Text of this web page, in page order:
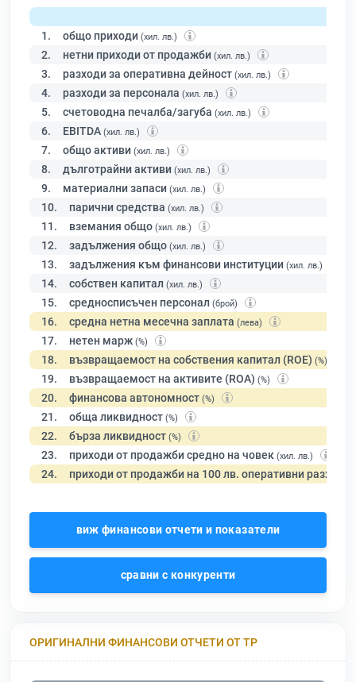
1. общо приходи (хил. лв.)
2. нетни приходи от продажби (хил. лв.)
3. разходи за оперативна дейност (хил. лв.)
4. разходи за персонала (хил. лв.)
5. счетоводна печалба/загуба (хил. лв.)
6. EBITDA (хил. лв.)
7. общо активи (хил. лв.)
8. дълготрайни активи (хил. лв.)
9. материални запаси (хил. лв.)
10. парични средства (хил. лв.)
11. вземания общо (хил. лв.)
12. задължения общо (хил. лв.)
13. задължения към финансови институции (хил. лв.)
14. собствен капитал (хил. лв.)
15. средносписъчен персонал (брой)
16. средна нетна месечна заплата (лева)
17. нетен марж (%)
18. възвращаемост на собствения капитал (ROE) (%)
19. възвращаемост на активите (ROA) (%)
20. финансова автономност (%)
21. обща ликвидност (%)
22. бърза ликвидност (%)
23. приходи от продажби средно на човек (хил. лв.)
24. приходи от продажби на 100 лв. оперативни разходи
виж финансови отчети и показатели
сравни с конкуренти
ОРИГИНАЛНИ ФИНАНСОВИ ОТЧЕТИ ОТ ТР